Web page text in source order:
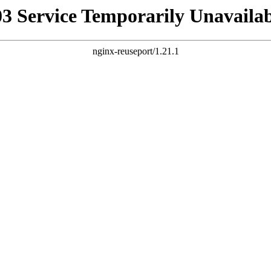
Service Temporarily
nginx-reuseport/1.21.1